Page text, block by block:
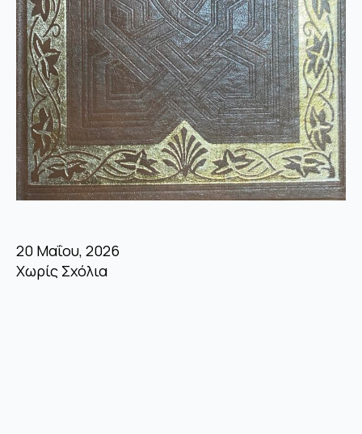
20 Μαΐου, 2026
Χωρίς Σχόλια